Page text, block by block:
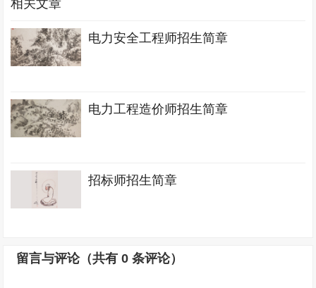
相关文章
电力安全工程师招生简章
电力工程造价师招生简章
招标师招生简章
留言与评论（共有0 条评论）